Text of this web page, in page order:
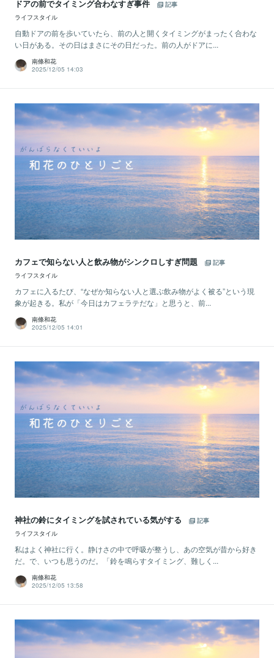
ドアの前でタイミング合わなすぎ事件
記事
ライフスタイル
自動ドアの前を歩いていたら、前の人と開くタイミングがまったく合わな
い日がある。その日はまさにその日だった。前の人がドアに...
南條和花
2025/12/05 14:03
カフェで知らない人と飲み物がシンクロしすぎ問題
記事
ライフスタイル
カフェに入るたび、“なぜか知らない人と選ぶ飲み物がよく被る”という現
象が起きる。私が「今日はカフェラテだな」と思うと、前...
南條和花
2025/12/05 14:01
神社の鈴にタイミングを試されている気がする
記事
ライフスタイル
私はよく神社に行く。静けさの中で呼吸が整うし、あの空気が昔から好き
だ。で、いつも思うのだ。「鈴を鳴らすタイミング、難しく...
南條和花
2025/12/05 13:58